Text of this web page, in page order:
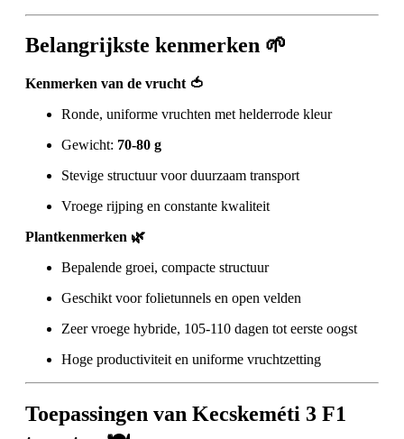
Belangrijkste kenmerken 🌱
Kenmerken van de vrucht 🍅
Ronde, uniforme vruchten met helderrode kleur
Gewicht: 70-80 g
Stevige structuur voor duurzaam transport
Vroege rijping en constante kwaliteit
Plantkenmerken 🌿
Bepalende groei, compacte structuur
Geschikt voor folietunnels en open velden
Zeer vroege hybride, 105-110 dagen tot eerste oogst
Hoge productiviteit en uniforme vruchtzetting
Toepassingen van Kecskeméti 3 F1